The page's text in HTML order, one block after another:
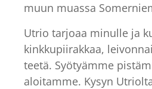
muun muassa
Utrio tarjoaa minulle ja
kinkkupiirakkaa,
teetä. Syötyämme
aloitamme. Kysyn